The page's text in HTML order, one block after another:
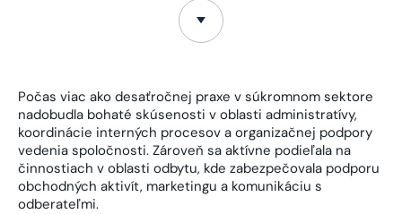
Počas viac ako desaťročnej praxe v súkromnom sektore
nadobudla bohaté skúsenosti v oblasti administratívy,
koordinácie interných procesov a organizačnej podpory
vedenia spoločnosti. Zároveň sa aktívne podieľala na
činnostiach v oblasti odbytu, kde zabezpečovala podporu
obchodných aktivít, marketingu a komunikáciu s
odberateľmi.